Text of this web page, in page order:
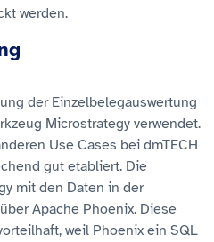
werden.
der Einzelbelegauswertung
Microstrategy verwendet.
Use Cases bei dmTECH
gut etabliert. Die
mit den Daten in der
Apache Phoenix. Diese
weil Phoenix ein SQL